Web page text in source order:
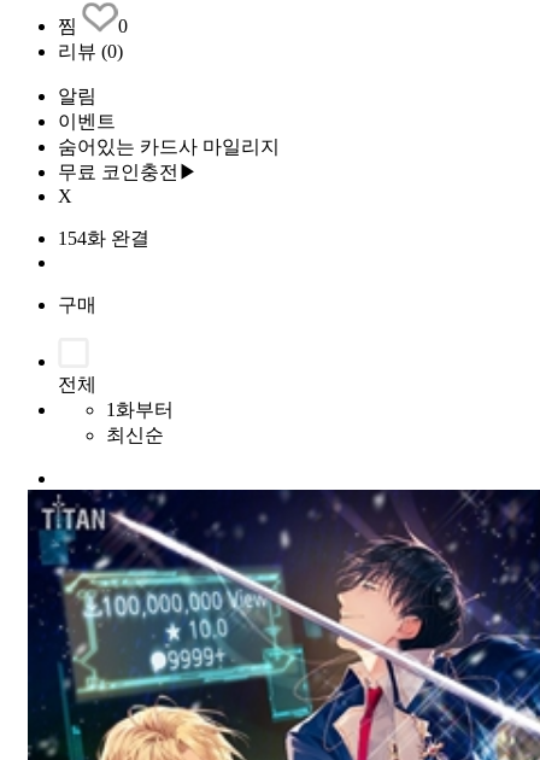
찜
0
리뷰 (0)
알림
이벤트
숨어있는 카드사 마일리지
무료 코인충전▶
X
154화 완결
구매
전체
1화부터
최신순